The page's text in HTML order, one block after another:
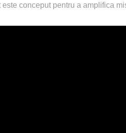
conceput pentru a amplifica